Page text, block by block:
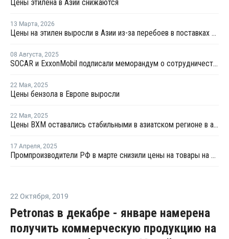
Цены этилена в Азии снижаются
13 Марта, 2026
Цены на этилен выросли в Азии из-за перебоев в поставках и повышения цен на энергоносители
08 Августа, 2025
SOCAR и ExxonMobil подписали меморандум о сотрудничестве
22 Мая, 2025
Цены бензола в Европе выросли
22 Мая, 2025
Цены ВХМ оставались стабильными в азиатском регионе в апреле
17 Апреля, 2025
Промпроизводители РФ в марте снизили цены на товары на 1,5%
22 Октября, 2019
Petronas в декабре - январе намерена
получить коммерческую продукцию на